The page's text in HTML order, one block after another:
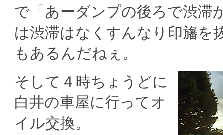
で「あーダンプの後ろで渋滞
は渋滞はなくすんなり印旛を
もあるんだねぇ。
そして４時ちょうどに
白井の車屋に行ってオ
イル交換。